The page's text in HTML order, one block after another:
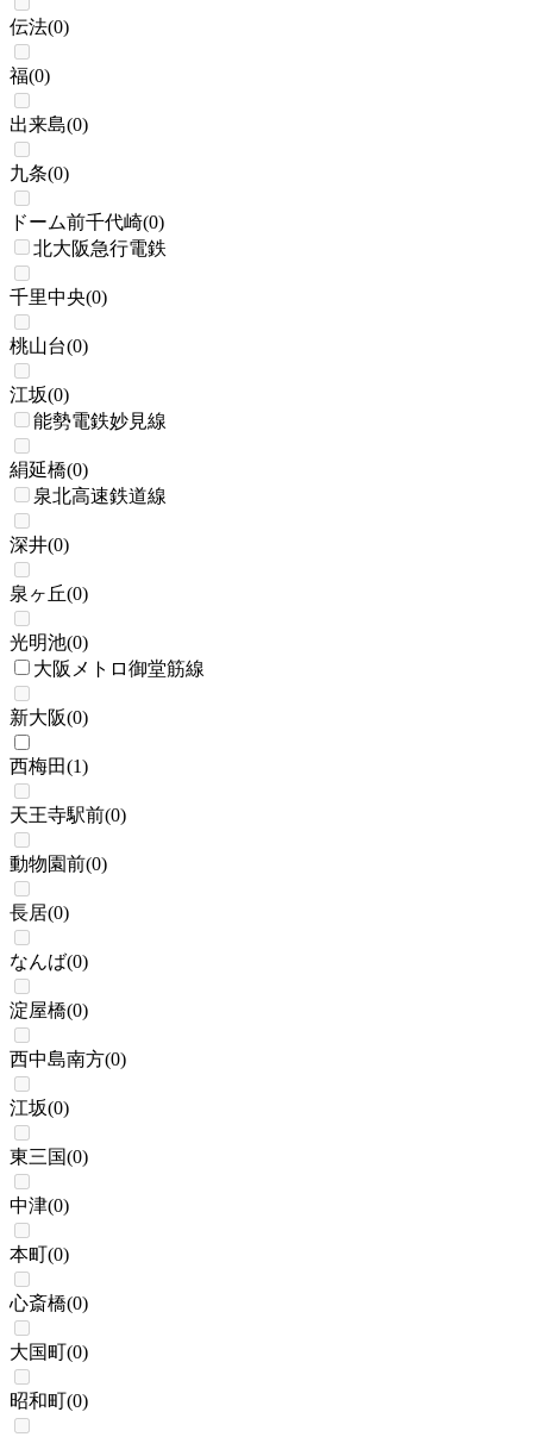
伝法(0)
福(0)
出来島(0)
九条(0)
ドーム前千代崎(0)
北大阪急行電鉄
千里中央(0)
桃山台(0)
江坂(0)
能勢電鉄妙見線
絹延橋(0)
泉北高速鉄道線
深井(0)
泉ヶ丘(0)
光明池(0)
大阪メトロ御堂筋線
新大阪(0)
西梅田(1)
天王寺駅前(0)
動物園前(0)
長居(0)
なんば(0)
淀屋橋(0)
西中島南方(0)
江坂(0)
東三国(0)
中津(0)
本町(0)
心斎橋(0)
大国町(0)
昭和町(0)